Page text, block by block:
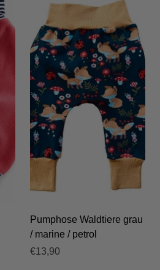
Pumphose Waldtiere grau
/ marine / petrol
€13,90